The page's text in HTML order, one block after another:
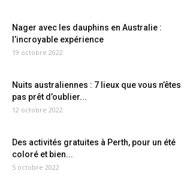
Nager avec les dauphins en Australie :
l’incroyable expérience
19 octobre 2022
Nuits australiennes : 7 lieux que vous n’êtes
pas prêt d’oublier...
12 octobre 2022
Des activités gratuites à Perth, pour un été
coloré et bien...
5 octobre 2022